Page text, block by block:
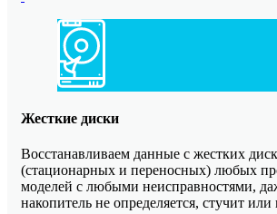
Жесткие диски
Восстанавливаем данные с жестких
(стационарных и переносных) любых
моделей с любыми неисправностями,
накопитель не определяется, стучит